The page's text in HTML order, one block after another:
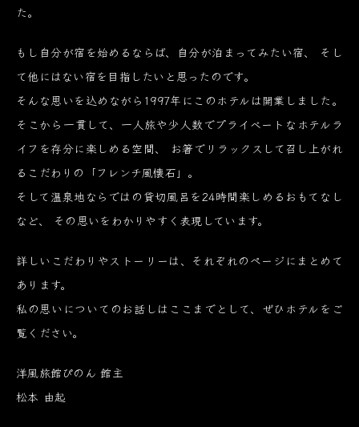
た。
もし自分が宿を始めるならば、自分が泊まってみたい宿、
そし
て他にはない宿を目指したいと思ったのです。
そんな思いを込めながら1997年にこのホテルは開業しました。
そこから一貫して、一人旅や少人数でプライベートなホテルラ
イフを存分に楽しめる空間、
お箸でリラックスして召し上がれ
るこだわりの「フレンチ風懐石」。
そして温泉地ならではの貸切風呂を24時間楽しめるおもてなし
など、
その思いをわかりやすく表現しています。
詳しいこだわりやストーリーは、それぞれのページにまとめて
あります。
私の思いについてのお話しはここまでとして、ぜひホテルをご
覧ください。
洋風旅館ぴのん 館主
松本 由起